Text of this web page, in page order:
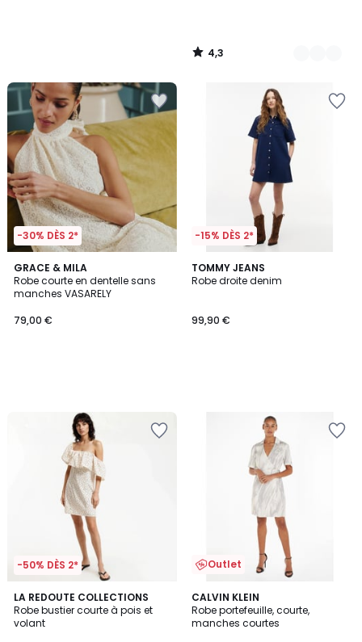
4,3
/
-30% DÈS 2*
GRACE & MILA
Robe courte en dentelle sans
manches VASARELY
79,00 €
-15% DÈS 2*
TOMMY JEANS
Robe droite denim
99,90 €
-50% DÈS 2*
LA REDOUTE COLLECTIONS
Robe bustier courte à pois et
volant
4
/
5
Outlet
CALVIN KLEIN
Robe portefeuille, courte,
manches courtes